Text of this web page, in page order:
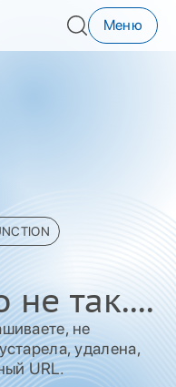
Меню
не так....
не
удалена,
URL.